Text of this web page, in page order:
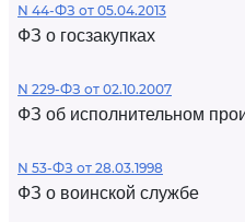
N 44-ФЗ от 05.04.2013
ФЗ о госзакупках
N 229-ФЗ от 02.10.2007
ФЗ об исполнительном
N 53-ФЗ от 28.03.1998
ФЗ о воинской службе